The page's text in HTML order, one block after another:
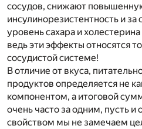
сосудов, снижают
инсулинорезистентность и
уровень сахара и
ведь эти эффекты относятся
сосудистой системе!
В отличие от вкуса,
продуктов определяется не
компонентом, а итоговой
очень часто за одним, пусть и
свойством мы не замечаем